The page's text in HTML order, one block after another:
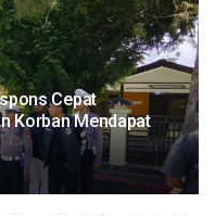
Cepat
Korban Mendapat